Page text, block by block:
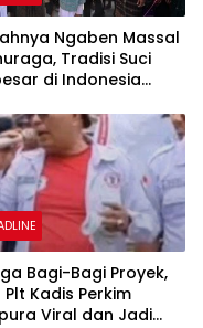
Ngaben Massal
Tradisi Suci
di Indonesia
Ikatan
Bagi-Bagi Proyek,
Plt Kadis Perkim
Viral dan Jadi